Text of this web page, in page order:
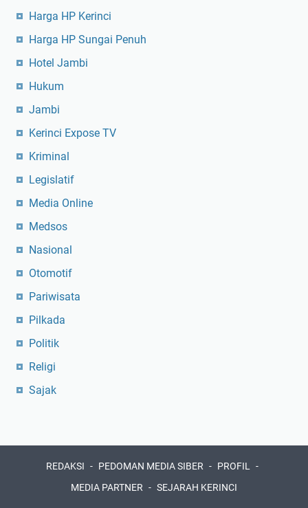
Harga HP Kerinci
Harga HP Sungai Penuh
Hotel Jambi
Hukum
Jambi
Kerinci Expose TV
Kriminal
Legislatif
Media Online
Medsos
Nasional
Otomotif
Pariwisata
Pilkada
Politik
Religi
Sajak
REDAKSI PEDOMAN MEDIA SIBER
PROFIL
MEDIA PARTNER
SEJARAH KERINCI